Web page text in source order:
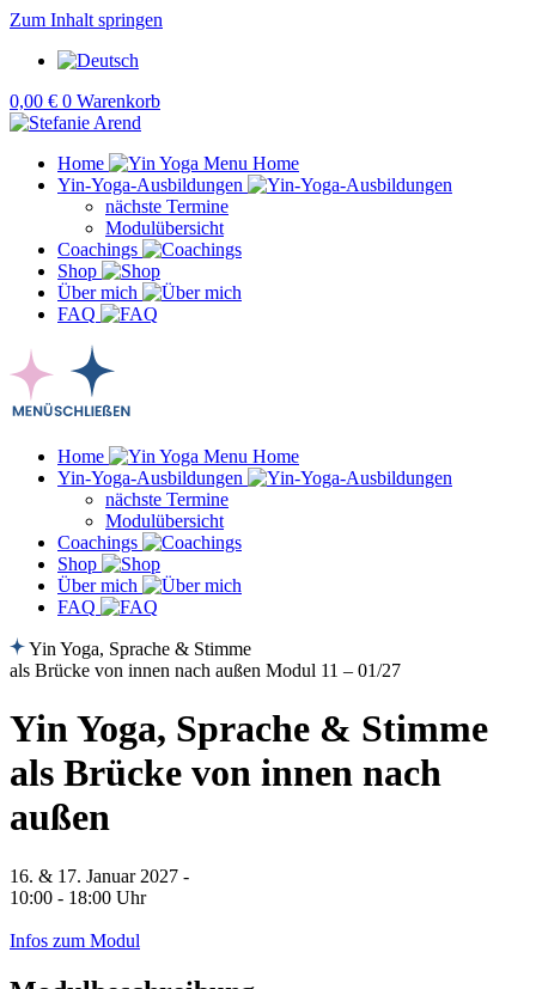
Zum Inhalt springen
0,00 € 0 Warenkorb
Home
Yin-Yoga-Ausbildungen
nächste Termine
Modulübersicht
Coachings
Shop
Über mich
FAQ
Home
Yin-Yoga-Ausbildungen
nächste Termine
Modulübersicht
Coachings
Shop
Über mich
FAQ
Yin Yoga, Sprache & Stimme
als Brücke von innen nach außen Modul 11 – 01/27
Yin Yoga, Sprache & Stimme
als Brücke von innen nach
außen
16. & 17. Januar 2027 -
10:00 - 18:00 Uhr
Infos zum Modul